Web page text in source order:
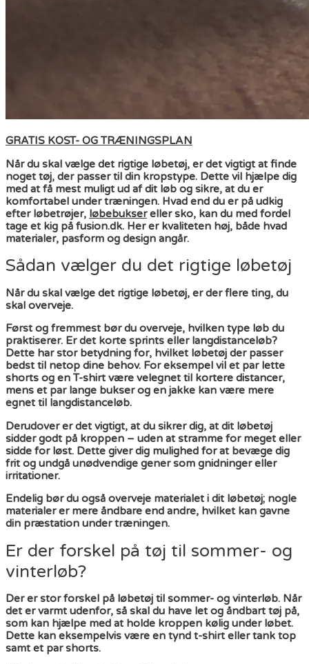
GRATIS KOST- OG TRÆNINGSPLAN
Når du skal vælge det rigtige løbetøj, er det vigtigt at finde
noget tøj, der passer til din kropstype. Dette vil hjælpe dig
med at få mest muligt ud af dit løb og sikre, at du er
komfortabel under træningen. Hvad end du er på udkig
efter løbetrøjer, løbebuksereller sko, kan du med fordel
tage et kig på fusion.dk. Her er kvaliteten høj, både hvad
materialer, pasform og design angår.
Sådan vælger du det rigtige løbetøj
Når du skal vælge det rigtige løbetøj, er der flere ting, du
skal overveje.
Først og fremmest bør du overveje, hvilken type løb du
praktiserer. Er det korte sprints eller langdistanceløb?
Dette har stor betydning for, hvilket løbetøj der passer
bedst til netop dine behov. For eksempel vil et par lette
shorts og en T-shirt være velegnet til kortere distancer,
mens et par lange bukser og en jakke kan være mere
egnet til langdistanceløb.
Derudover er det vigtigt, at du sikrer dig, at dit løbetøj
sidder godt på kroppen – uden at stramme for meget eller
sidde for løst. Dette giver dig mulighed for at bevæge dig
frit og undgå unødvendige gener som gnidninger eller
irritationer.
Endelig bør du også overveje materialet i dit løbetøj; nogle
materialer er mere åndbare end andre, hvilket kan gavne
din præstation under træningen.
Er der forskel på tøj til sommer- og
vinterløb?
Der er stor forskel på løbetøj til sommer- og vinterløb. Når
det er varmt udenfor, så skal du have let og åndbart tøj på,
som kan hjælpe med at holde kroppen kølig under løbet.
Dette kan eksempelvis være en tynd t-shirt eller tank top
samt et par shorts.